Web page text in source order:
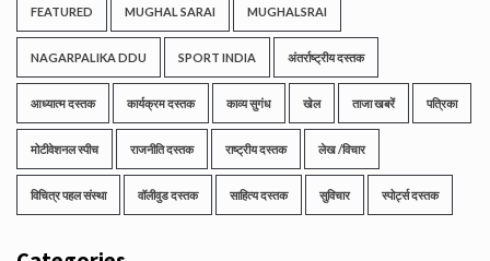
FEATURED MUGHAL SARAI MUGHALSRAI
NAGARPALIKA DDU SPORT INDIA अंतर्राष्ट्रीय दस्तक
आध्यात्म दस्तक कार्यक्रम दस्तक काव्य सुगंध खेल ताजा खबरें पत्रिका
मोटीवेशनल स्पीच राजनीति दस्तक राष्ट्रीय दस्तक लेख /विचार
विचित्र पहल संस्था वॉलीवुड दस्तक साहित्य दस्तक सुविचार स्पोर्ट्स दस्तक